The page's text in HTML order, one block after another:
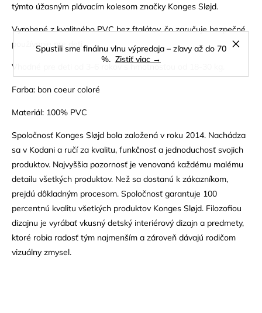
Spustili sme finálnu vlnu výpredaja – zľavy až do 70
%. Zistiť viac →
týmto úžasným plávacím kolesom značky Konges Sløjd.
Vyrobené z kvalitného PVC bez ftalátov, čo zaručuje bezpečné
používanie pre deti.
Vhodné pre deti od 3-6 rokov s hmotnosťou od 18-30 kg.
Farba: bon coeur coloré
Materiál: 100% PVC
Spoločnosť Konges Sløjd bola založená v roku 2014. Nachádza
sa v Kodani a ručí za kvalitu, funkčnosť a jednoduchosť svojich
produktov. Najvyššia pozornosť je venovaná každému malému
detailu všetkých produktov. Než sa dostanú k zákazníkom,
prejdú dôkladným procesom. Spoločnosť garantuje 100
percentnú kvalitu všetkých produktov Konges Sløjd. Filozofiou
dizajnu je vyrábať vkusný detský interiérový dizajn a predmety,
ktoré robia radosť tým najmenším a zároveň dávajú rodičom
vizuálny zmysel.